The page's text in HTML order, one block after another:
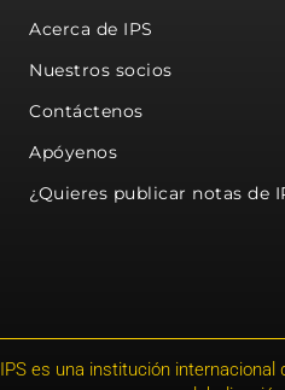
Acerca de IPS
Nuestros socios
Contáctenos
Apóyenos
¿Quieres publicar notas de
IPS es una institución